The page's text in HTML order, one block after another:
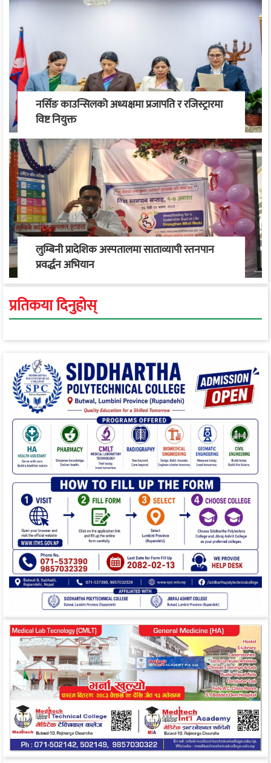
नर्सिङ काउन्सिलको अध्यक्षमा प्रजापति र रजिस्ट्रारमा
विष्ट नियुक्त
लुम्बिनी प्रादेशिक अस्पतालमा साताव्यापी स्तनपान
प्रवर्द्धन अभियान
प्रतिकया दिनुहोस्